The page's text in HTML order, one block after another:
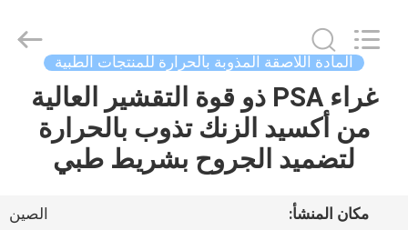
بيت
منتجات
معلومات
Adhesive
Products
Reserved.
المادة اللاصقة المذوبة بالحرارة للمنتجات الطبية
غراء PSA ذو قوة التقشير العالية
من أكسيد الزنك تذوب بالحرارة
لتضميد الجروح بشريط طبي
مكان المنشأ:
الصين